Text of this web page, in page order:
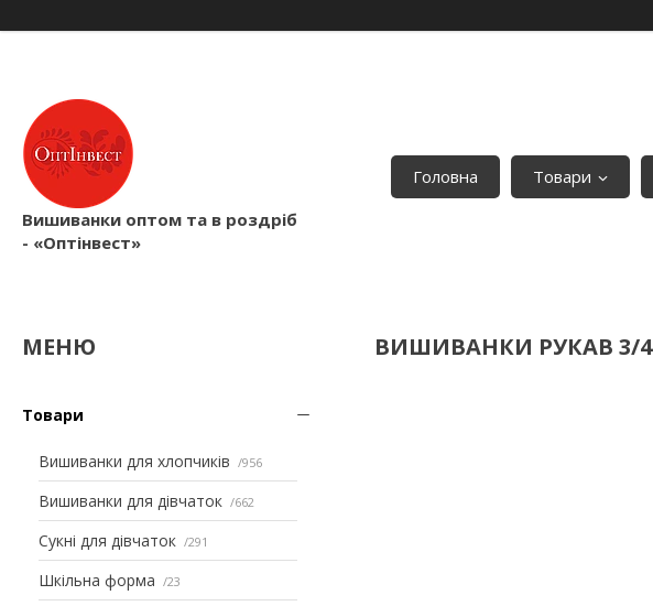
Вишиванки оптом та в роздріб
- «Оптінвест»
Головна Товари
Товари
Вишиванки для хлопчиків 956
Вишиванки для дівчаток 662
Сукні для дівчаток 291
Шкільна форма 23
ВИШИВАНКИ РУКАВ 3/4